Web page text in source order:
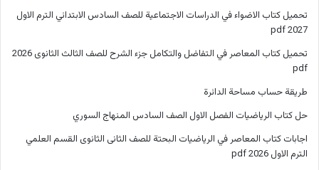
تحميل كتاب الاضواء في الدراسات الاجتماعية للصف السادس الابتدائي الترم الاول
2027 pdf
تحميل كتاب المعاصر في التفاضل والتكامل جزء الشرح للصف الثالث الثانوى 2026
pdf
طريقة حساب مساحة الدائرة
حل كتاب الرياضيات الفصل الاول الصف السادس المنهاج السوري
اجابات كتاب المعاصر في الرياضيات البحتة للصف الثانى الثانوى القسم العلمي
الترم الاول 2026 pdf